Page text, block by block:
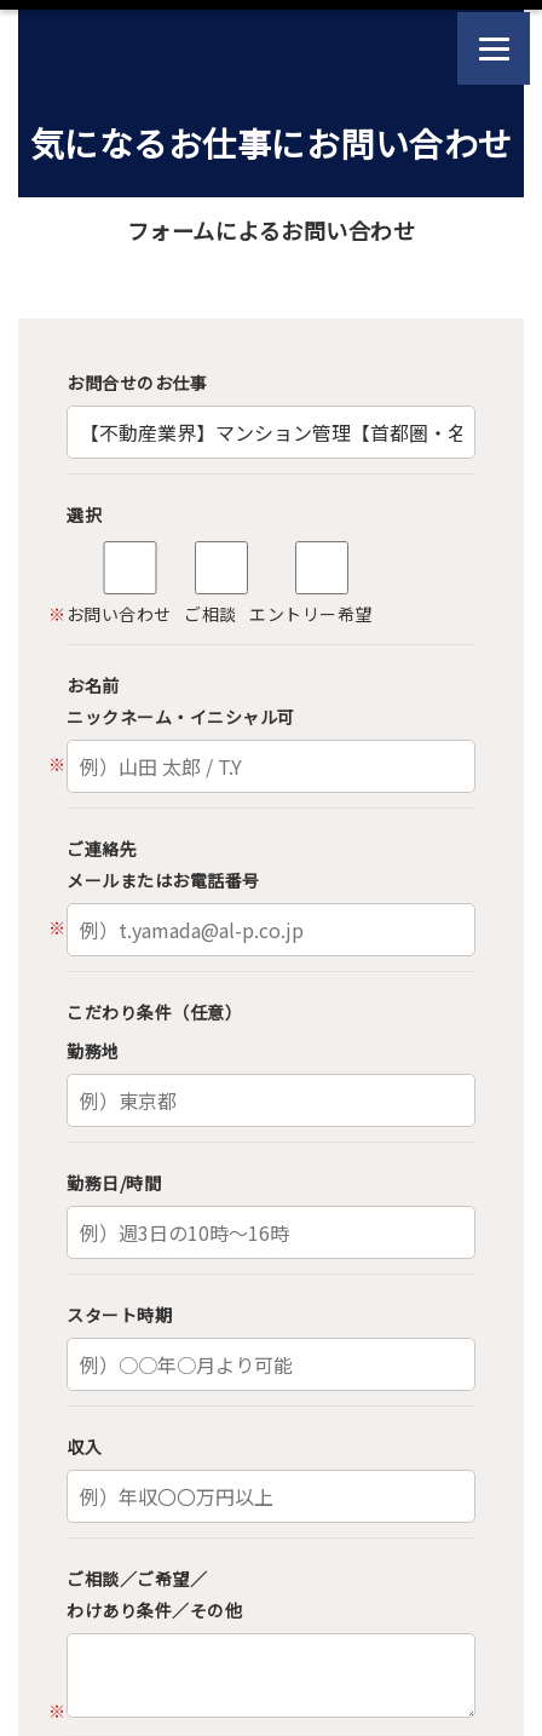
気になるお仕事にお問い合わせ
フォームによるお問い合わせ
お問合せのお仕事
選択
※ お問い合わせ ご相談 エントリー希望
お名前
ニックネーム・イニシャル可
※
ご連絡先
メールまたはお電話番号
※
こだわり条件（任意）
勤務地
勤務日/時間
スタート時期
収入
ご相談／ご希望／
わけあり条件／その他
※